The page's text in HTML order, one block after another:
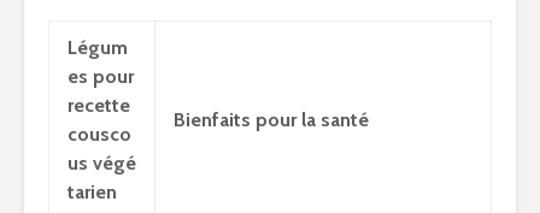
Légum
es pour
recette
cousco
us végé
tarien
Bienfaits pour la santé